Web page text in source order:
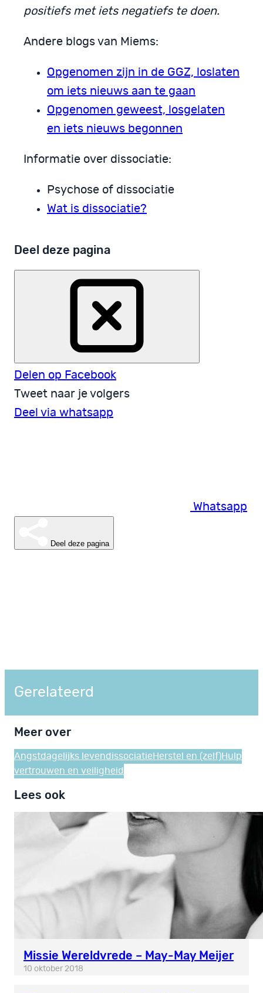
positiefs met iets negatiefs te doen.
Andere blogs van Miems:
Opgenomen zijn in de GGZ, loslaten
om iets nieuws aan te gaan
Opgenomen geweest, losgelaten
en iets nieuws begonnen
Informatie over dissociatie:
Psychose of dissociatie
Wat is dissociatie?
Deel deze pagina
Delen op Facebook
Tweet naar je volgers
Deel via whatsapp
Whatsapp
Deel deze pagina
Gerelateerd
Meer over
Angstdagelijks levendissociatie Herstel en (zelf)Hulp
vertrouwen en veiligheid
Lees ook
Missie Wereldvrede – May-May Meijer
10 oktober 2018